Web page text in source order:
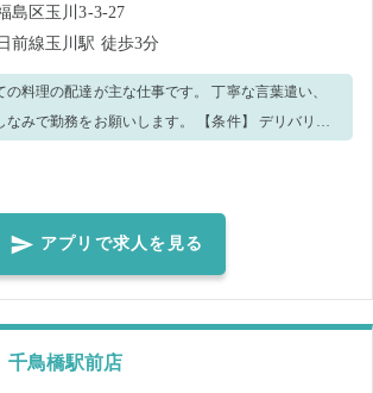
島区玉川3-3-27
前線玉川駅 徒歩3分
の料理の配達が主な仕事です。 丁寧な言葉遣い、
なみで勤務をお願いします。 【条件】 デリバリー
3点の書類に同
認と会社支給携帯で
ます。 ・トラブル防止の観点から3日ほど、保管さ
います。
アプリで求人を見る
千鳥橋駅前店